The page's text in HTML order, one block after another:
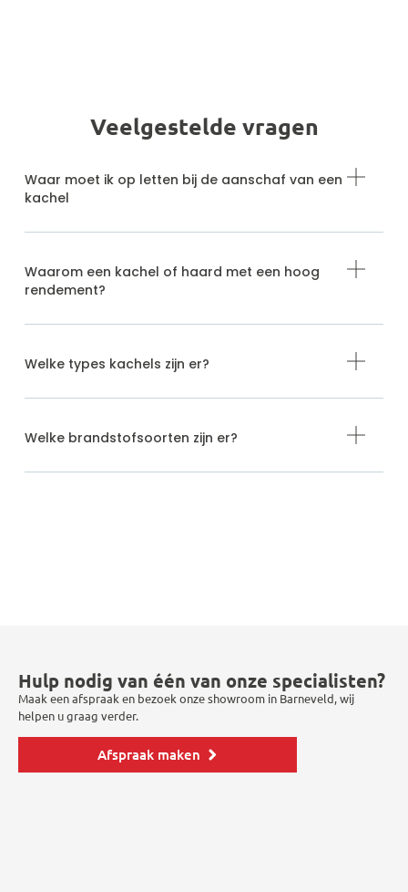
Veelgestelde vragen
Waar moet ik op letten bij de aanschaf van een
kachel
Waarom een kachel of haard met een hoog
rendement?
Welke types kachels zijn er?
Welke brandstofsoorten zijn er?
Hulp nodig van één van onze specialisten?
Maak een afspraak en bezoek onze showroom in Barneveld, wij
helpen u graag verder.
Afspraak maken